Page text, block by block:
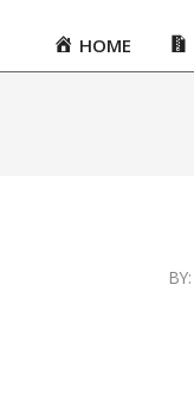
PrimaryHOME
BY: